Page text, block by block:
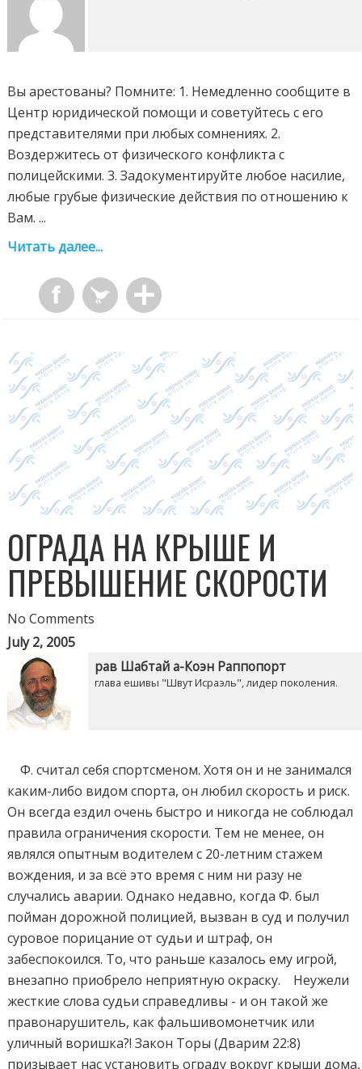
Вы арестованы? Помните: 1. Немедленно сообщите в
Центр юридической помощи и советуйтесь с его
представителями при любых сомнениях. 2.
Воздержитесь от физического конфликта с
полицейскими. 3. Задокументируйте любое насилие,
любые грубые физические действия по отношению к
Вам. ...
Читать далее...
ОГРАДА НА КРЫШЕ И
ПРЕВЫШЕНИЕ СКОРОСТИ
No Comments
July 2, 2005
рав Шабтай а-Коэн Раппопорт
глава ешивы "Швут Исраэль", лидер поколения.
Ф. считал себя спортсменом. Хотя он и не занимался
каким-либо видом спорта, он любил скорость и риск.
Он всегда ездил очень быстро и никогда не соблюдал
правила ограничения скорости. Тем не менее, он
являлся опытным водителем с 20-летним стажем
вождения, и за всё это время с ним ни разу не
случались аварии. Однако недавно, когда Ф. был
пойман дорожной полицией, вызван в суд и получил
суровое порицание от судьи и штраф, он
забеспокоился. То, что раньше казалось ему игрой,
внезапно приобрело неприятную окраску. Неужели
жесткие слова судьи справедливы - и он такой же
правонарушитель, как фальшивомонетчик или
уличный воришка?! Закон Торы (Дварим 22:8)
призывает нас установить ограду вокруг крыши дома,